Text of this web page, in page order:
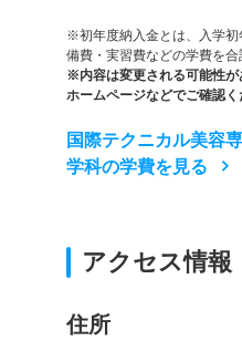
※初年度納入金とは、入学初
備費・実習費などの学費を合
※内容は変更される可能性
ホームページなどでご確認く
国際テクニカル美容
学科の学費を見る
アクセス情報
住所